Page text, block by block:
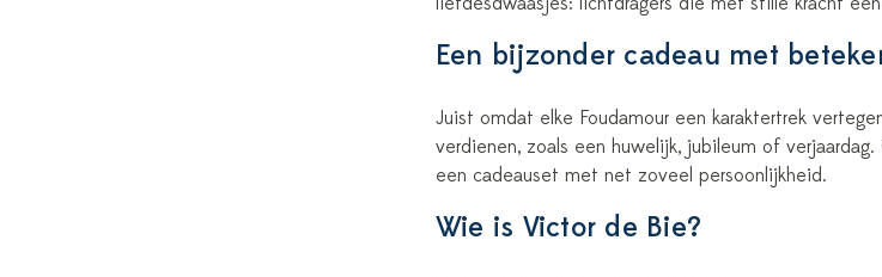
Een bijzonder cadeau met
Juist omdat elke Foudamour een karaktertrek
verdienen, zoals een huwelijk, jubileum of
een cadeauset met net zoveel persoonlijkheid.
Wie is Victor de Bie?